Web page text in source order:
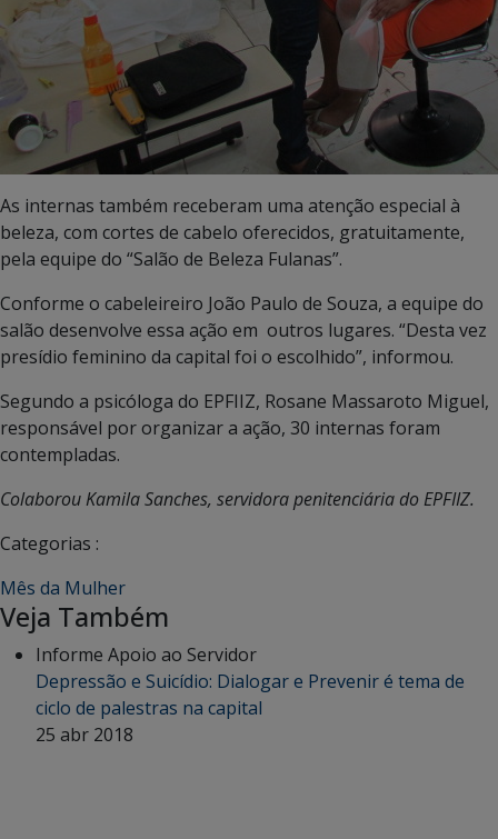
As internas também receberam uma atenção especial à
beleza, com cortes de cabelo oferecidos, gratuitamente,
pela equipe do “Salão de Beleza Fulanas”.
Conforme o cabeleireiro João Paulo de Souza, a equipe do
salão desenvolve essa ação em outros lugares. “Desta vez
presídio feminino da capital foi o escolhido”, informou.
Segundo a psicóloga do EPFIIZ, Rosane Massaroto Miguel,
responsável por organizar a ação, 30 internas foram
contempladas.
Colaborou Kamila Sanches, servidora penitenciária do EPFIIZ.
Categorias :
Mês da Mulher
Veja Também
Informe Apoio ao Servidor
Depressão e Suicídio: Dialogar e Prevenir é tema de
ciclo de palestras na capital
25 abr 2018